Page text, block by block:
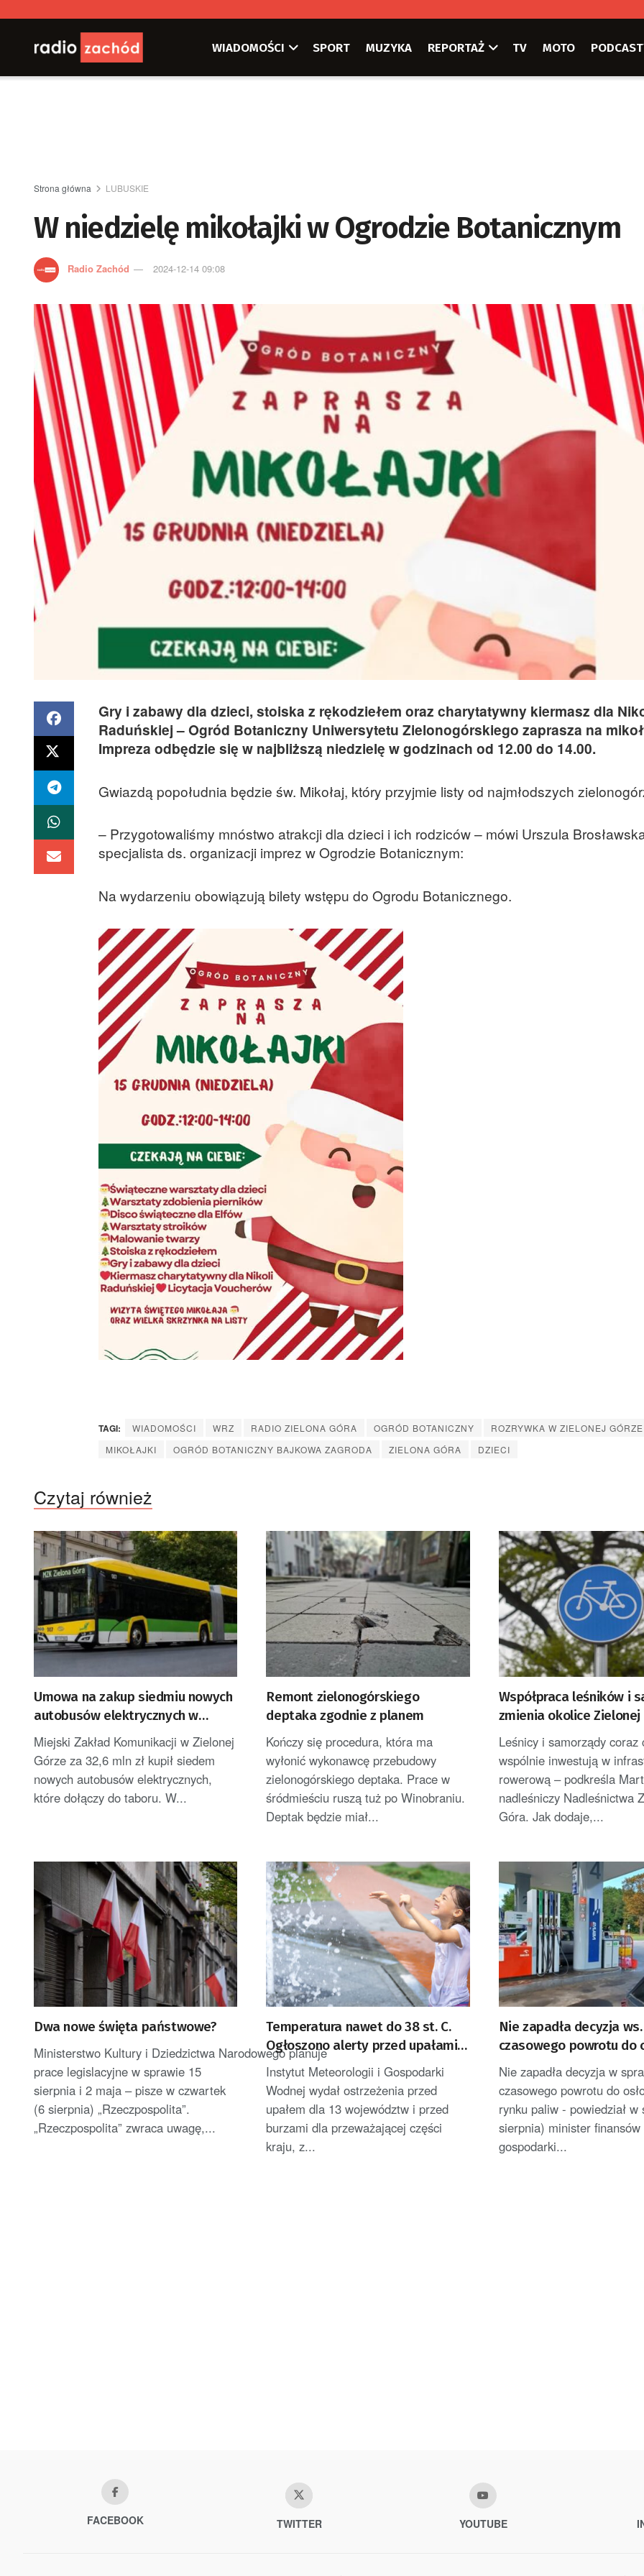
WIADOMOŚCI SPORT MUZYKA REPORTAŻ TV MOTO
Strona główna LUBUSKIE
W niedzielę mikołajki w Ogrodzie Botanicznym
Radio Zachód 2024-12-14 09:08
Gry i zabawy dla dzieci, stoiska z rękodziełem oraz charytatywny kiermasz dla
Raduńskiej – Ogród Botaniczny Uniwersytetu Zielonogórskiego zaprasza na
Impreza odbędzie się w najbliższą niedzielę w godzinach od 12.00 do 14.00.
Gwiazdą popołudnia będzie św. Mikołaj, który przyjmie listy od najmłodszych
– Przygotowaliśmy mnóstwo atrakcji dla dzieci i ich rodziców – mówi Urszula
specjalista ds. organizacji imprez w Ogrodzie Botanicznym:
Na wydarzeniu obowiązują bilety wstępu do Ogrodu Botanicznego.
TAGI: WIADOMOŚCI WRZ RADIO ZIELONA GÓRA OGRÓD BOTANICZNY
ROZRYWKA W ZIELONEJ GÓRZE
MIKOŁAJKI
OGRÓD BOTANICZNY BAJKOWA ZAGRODA ZIELONA GÓRA DZIECI
Czytaj również
Umowa na zakup siedmiu nowych
autobusów elektrycznych w
Zielonej Górze
Miejski Zakład Komunikacji w Zielonej
Górze za 32,6 mln zł kupił siedem
nowych autobusów elektrycznych,
które dołączy do taboru. W...
Remont zielonogórskiego
deptaka zgodnie z planem
Kończy się procedura, która ma
wyłonić wykonawcę przebudowy
zielonogórskiego deptaka. Prace w
śródmieściu ruszą tuż po Winobraniu.
Deptak będzie miał...
Współpraca leśników i
zmienia okolice Zielonej
Powstają nowe ścieżki
Leśnicy i samorządy coraz
wspólnie inwestują w
rowerową – podkreśla
nadleśniczy Nadleśnictwa
Góra. Jak dodaje,...
Dwa nowe święta państwowe?
Ministerstwo Kultury i Dziedzictwa Narodowego planuje
prace legislacyjne w sprawie 15
sierpnia i 2 maja – pisze w czwartek
(6 sierpnia) „Rzeczpospolita”.
„Rzeczpospolita” zwraca uwagę,...
Temperatura nawet do 38 st. C.
Ogłoszono alerty przed upałami i
burzami
Instytut Meteorologii i Gospodarki
Wodnej wydał ostrzeżenia przed
upałem dla 13 województw i przed
burzami dla przeważającej części
kraju, z...
Nie zapadła decyzja ws.
czasowego powrotu do
rynku paliw
Nie zapadła decyzja w
czasowego powrotu do
rynku paliw - powiedział w
sierpnia) minister finansów
gospodarki...
FACEBOOK TWITTER YOUTUBE